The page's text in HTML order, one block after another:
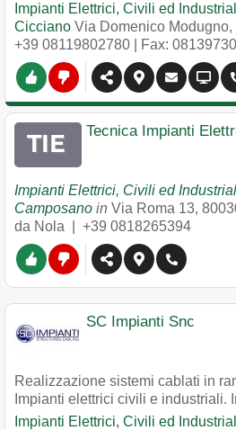
Impianti Elettrici, Civili ed
Cicciano Via Domenico Modugno,
+39 08119802780 | Fax:
Tecnica Impianti
Impianti Elettrici, Civili ed
Camposano in Via Roma 13,
da Nola | +39 0818265394
SC Impianti Snc
Realizzazione sistemi cablati in
Impianti elettrici civili e industriali.
Impianti Elettrici, Civili ed